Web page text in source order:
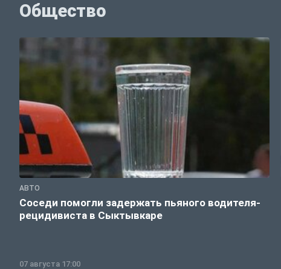
Общество
АВТО
Соседи помогли задержать пьяного водителя-
рецидивиста в Сыктывкаре
07 августа 17:00